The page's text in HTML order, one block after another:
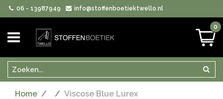
06 - 13987949 info@stoffenboetiektwello.nl
0
Zoeken
Home Viscose Blue Lurex